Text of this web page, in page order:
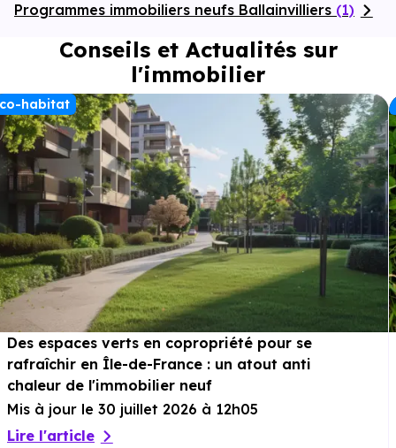
Programmes immobiliers neufs Ballainvilliers (1)
Conseils et Actualités sur
l'immobilier
habitat
Des espaces verts en copropriété pour se
rafraîchir en Île-de-France : un atout anti
chaleur de l'immobilier neuf
Mis à jour le 30 juillet 2026 à 12h05
Lire l'article